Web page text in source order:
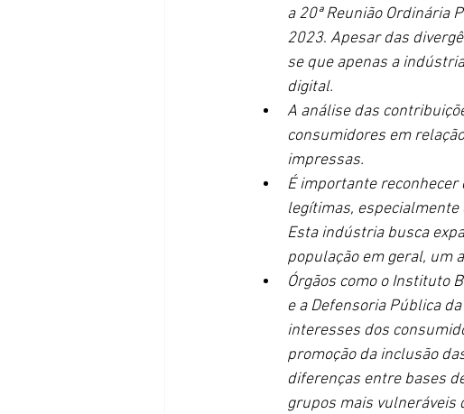
a 20ª Reunião Ordinária
2023. Apesar das
se que apenas a
digital.
A análise das
consumidores em
impressas.
É importante
legítimas,
Esta indústria busca
população em geral, um
Órgãos como o Instituto
e a Defensoria Pública
interesses dos
promoção da inclusão
diferenças entre bases
grupos mais vulneráveis